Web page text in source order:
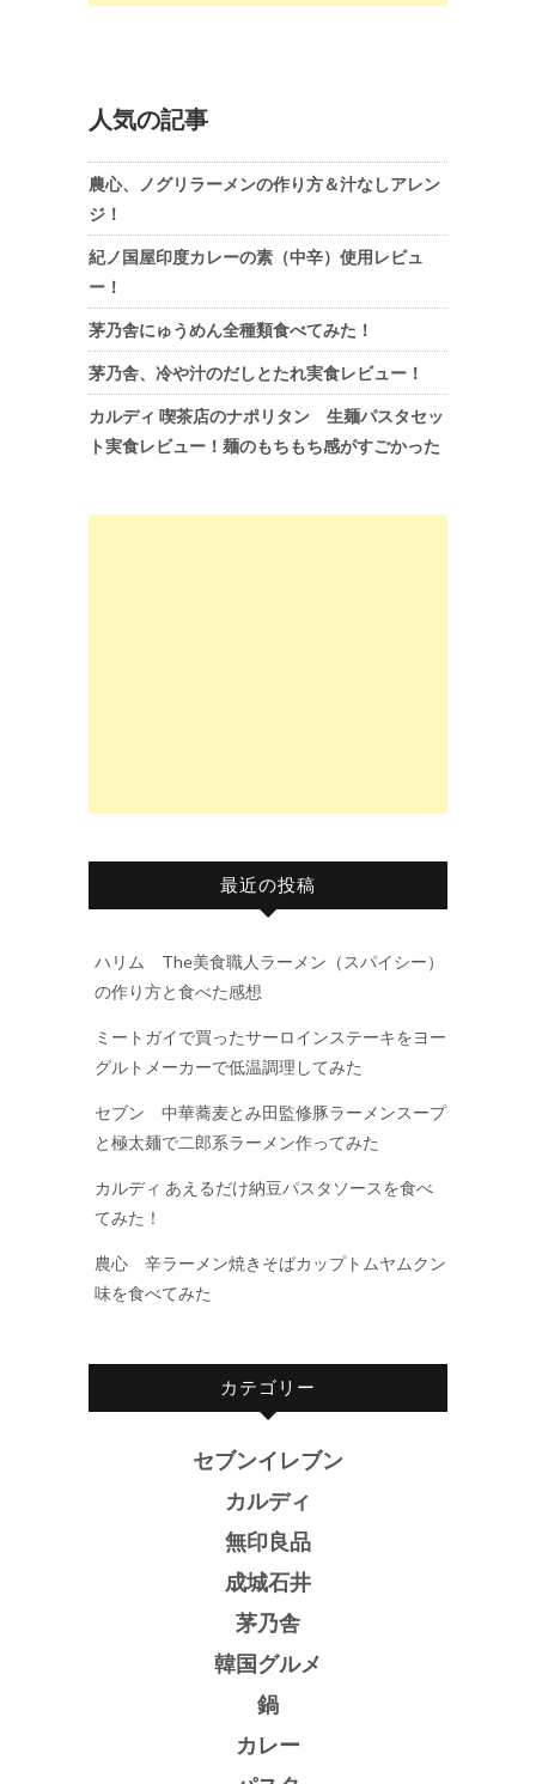
人気の記事
農心、ノグリラーメンの作り方＆汁なしアレン
ジ！
紀ノ国屋印度カレーの素（中辛）使用レビュ
ー！
茅乃舎にゅうめん全種類食べてみた！
茅乃舎、冷や汁のだしとたれ実食レビュー！
カルディ 喫茶店のナポリタン 生麺パスタセッ
ト実食レビュー！麺のもちもち感がすごかった
最近の投稿
ハリム The美食職人ラーメン（スパイシー）
の作り方と食べた感想
ミートガイで買ったサーロインステーキをヨー
グルトメーカーで低温調理してみた
セブン 中華蕎麦とみ田監修豚ラーメンスープ
と極太麺で二郎系ラーメン作ってみた
カルディ あえるだけ納豆パスタソースを食べ
てみた！
農心 辛ラーメン焼きそばカップトムヤムクン
味を食べてみた
カテゴリー
セブンイレブン
カルディ
無印良品
成城石井
茅乃舎
韓国グルメ
鍋
カレー